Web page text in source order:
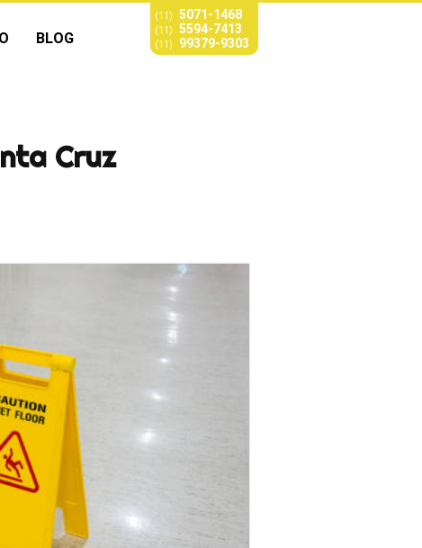
BLOG
(11) 5071-1468
(11) 5594-7413
(11) 99379-9303
Cruz